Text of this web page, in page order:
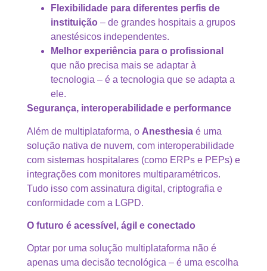
Flexibilidade para diferentes perfis de
instituição – de grandes hospitais a grupos
anestésicos independentes.
Melhor experiência para o profissional
que não precisa mais se adaptar à
tecnologia – é a tecnologia que se adapta a
ele.
Segurança, interoperabilidade e performance
Além de multiplataforma, o Anesthesia é uma
solução nativa de nuvem, com interoperabilidade
com sistemas hospitalares (como ERPs e PEPs) e
integrações com monitores multiparamétricos.
Tudo isso com assinatura digital, criptografia e
conformidade com a LGPD.
O futuro é acessível, ágil e conectado
Optar por uma solução multiplataforma não é
apenas uma decisão tecnológica – é uma escolha